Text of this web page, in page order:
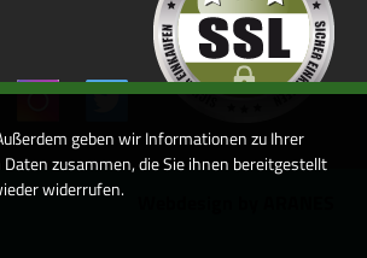
geben wir Informationen zu Ihrer
zusammen, die Sie ihnen bereitgestellt
widerrufen.